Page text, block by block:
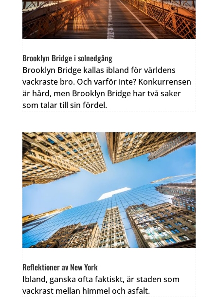
Brooklyn Bridge i solnedgång
Brooklyn Bridge kallas ibland för världens
vackraste bro. Och varför inte? Konkurrensen
är hård, men Brooklyn Bridge har två saker
som talar till sin fördel.
Reflektioner av New York
Ibland, ganska ofta faktiskt, är staden som
vackrast mellan himmel och asfalt.